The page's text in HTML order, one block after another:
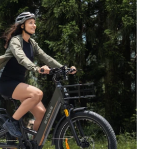
/af
4
3 i galleriet
billede 4 i galleriet